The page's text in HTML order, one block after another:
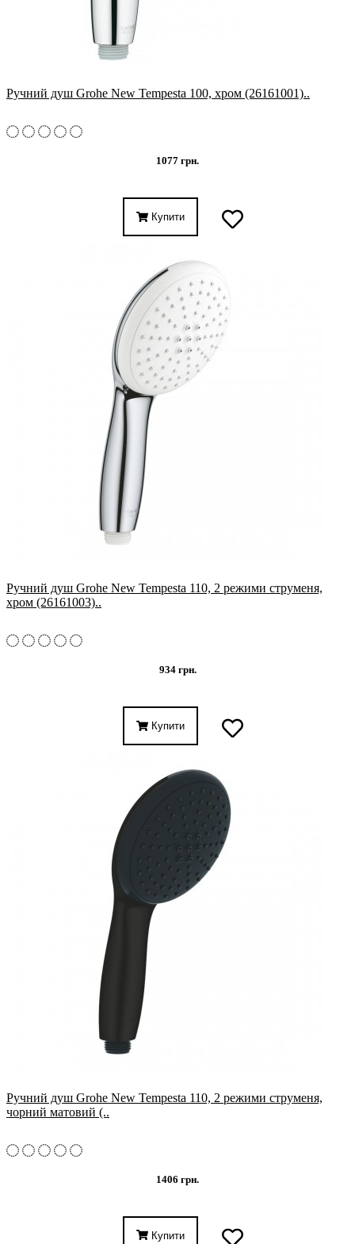
Ручний душ Grohe New Tempesta 100, хром (26161001)..
1077 грн.
Купити
Ручний душ Grohe New Tempesta 110, 2 режими струменя,
хром (26161003)..
934 грн.
Купити
Ручний душ Grohe New Tempesta 110, 2 режими струменя,
чорний матовий (..
1406 грн.
Купити